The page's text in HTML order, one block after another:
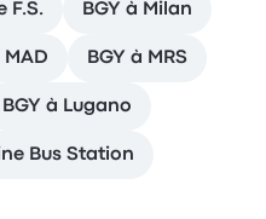
F.S. BGY à Milan
MAD BGY à MRS
BGY à Lugano
Bus Station